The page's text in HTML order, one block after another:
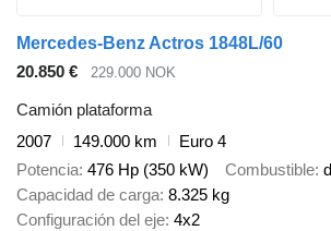
Mercedes-Benz Actros 1848L/60
20.850 €
229.000 NOK
Camión plataforma
2007
149.000 km
Euro 4
Potencia 476 Hp (350 kW) Combustible
Capacidad de carga 8.325 kg
Configuración del eje 4x2